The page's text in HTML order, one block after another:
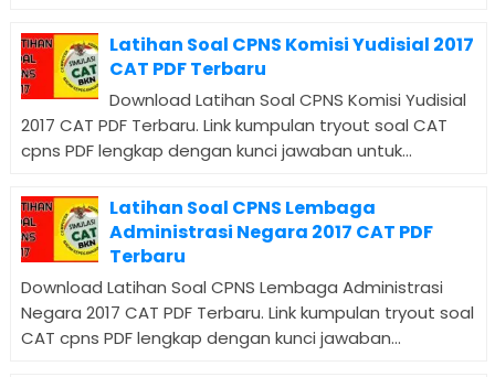
Latihan Soal CPNS Komisi Yudisial 2017
CAT PDF Terbaru
Download Latihan Soal CPNS Komisi Yudisial
2017 CAT PDF Terbaru. Link kumpulan tryout soal CAT
cpns PDF lengkap dengan kunci jawaban untuk...
Latihan Soal CPNS Lembaga
Administrasi Negara 2017 CAT PDF
Terbaru
Download Latihan Soal CPNS Lembaga Administrasi
Negara 2017 CAT PDF Terbaru. Link kumpulan tryout soal
CAT cpns PDF lengkap dengan kunci jawaban...